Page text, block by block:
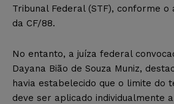
Tribunal Federal (STF), conforme o
da CF/88.
No entanto, a juíza federal
Dayana Bião de Souza Muniz,
havia estabelecido que o limite do
deve ser aplicado individualmente